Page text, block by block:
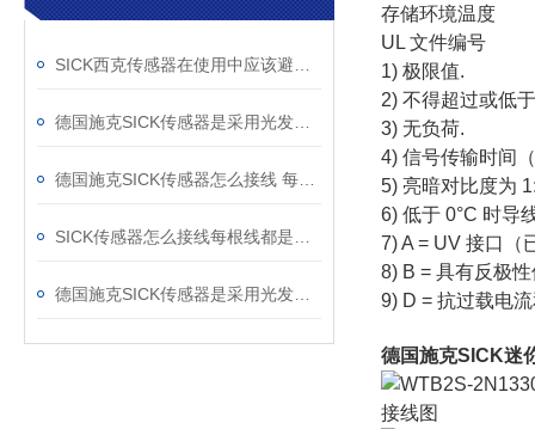
存储环境温度
UL 文件编号
1) 极限值.
2) 不得超过或低
3) 无负荷.
4) 信号传输时间
5) 亮暗对比度为
6) 低于 0°C 时导
7) A = UV 接口（
8) B = 具有反极
9) D = 抗过载电
德国施克SICK迷
接线图